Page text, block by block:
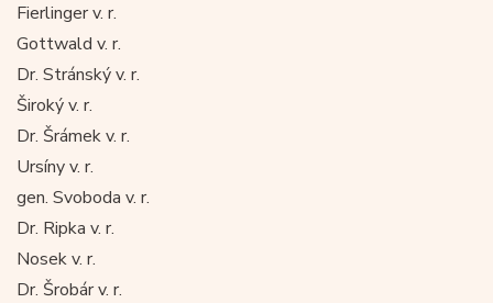
Fierlinger v. r.
Gottwald v. r.
Dr. Stránský v. r.
Široký v. r.
Dr. Šrámek v. r.
Ursíny v. r.
gen. Svoboda v. r.
Dr. Ripka v. r.
Nosek v. r.
Dr. Šrobár v. r.